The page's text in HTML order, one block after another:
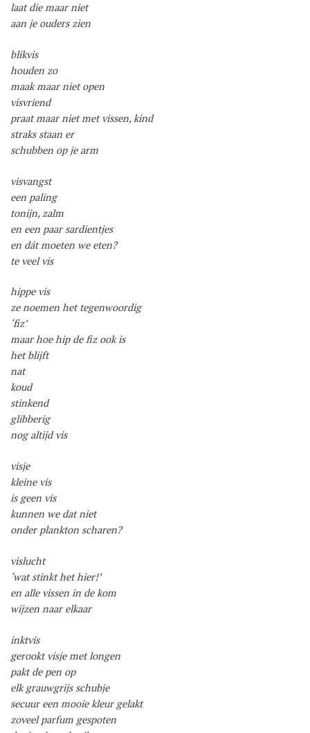
laat die maar niet
aan je ouders zien
blikvis
houden zo
maak maar niet open
visvriend
praat maar niet met vissen, kind
straks staan er
schubben op je arm
visvangst
een paling
tonijn, zalm
en een paar sardientjes
en dát moeten we eten?
te veel vis
hippe vis
ze noemen het tegenwoordig
‘fiz’
maar hoe hip de fiz ook is
het blijft
nat
koud
stinkend
glibberig
nog altijd vis
visje
kleine vis
is geen vis
kunnen we dat niet
onder plankton scharen?
vislucht
‘wat stinkt het hier!’
en alle vissen in de kom
wijzen naar elkaar
inktvis
gerookt visje met longen
pakt de pen op
elk grauwgrijs schubje
secuur een mooie kleur gelakt
zoveel parfum gespoten